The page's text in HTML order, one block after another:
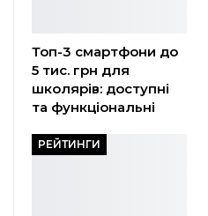
Топ-3 смартфони до
5 тис. грн для
школярів: доступні
та функціональні
РЕЙТИНГИ